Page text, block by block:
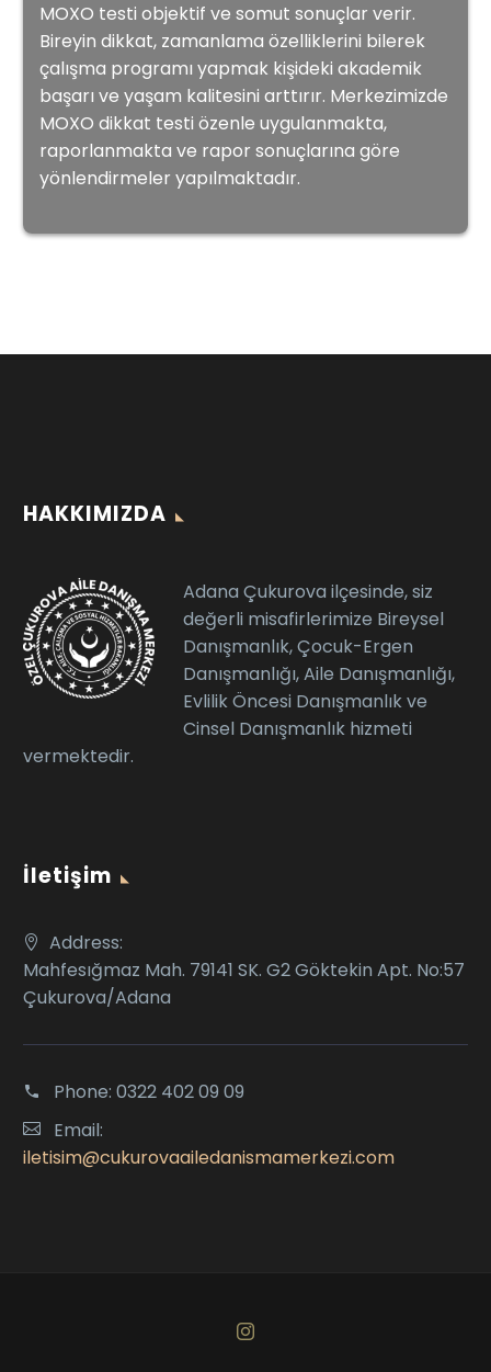
MOXO testi objektif ve somut sonuçlar verir.
Bireyin dikkat, zamanlama özelliklerini bilerek
çalışma programı yapmak kişideki akademik
başarı ve yaşam kalitesini arttırır. Merkezimizde
MOXO dikkat testi özenle uygulanmakta,
raporlanmakta ve rapor sonuçlarına göre
yönlendirmeler yapılmaktadır.
HAKKIMIZDA
Adana Çukurova ilçesinde, siz
değerli misafirlerimize Bireysel
Danışmanlık, Çocuk-Ergen
Danışmanlığı, Aile Danışmanlığı,
Evlilik Öncesi Danışmanlık ve
Cinsel Danışmanlık hizmeti
vermektedir.
İletişim
Address:
Mahfesığmaz Mah. 79141 SK. G2 Göktekin Apt. No:57
Çukurova/Adana
Phone: 0322 402 09 09
Email:
iletisim@cukurovaailedanismamerkezi.com